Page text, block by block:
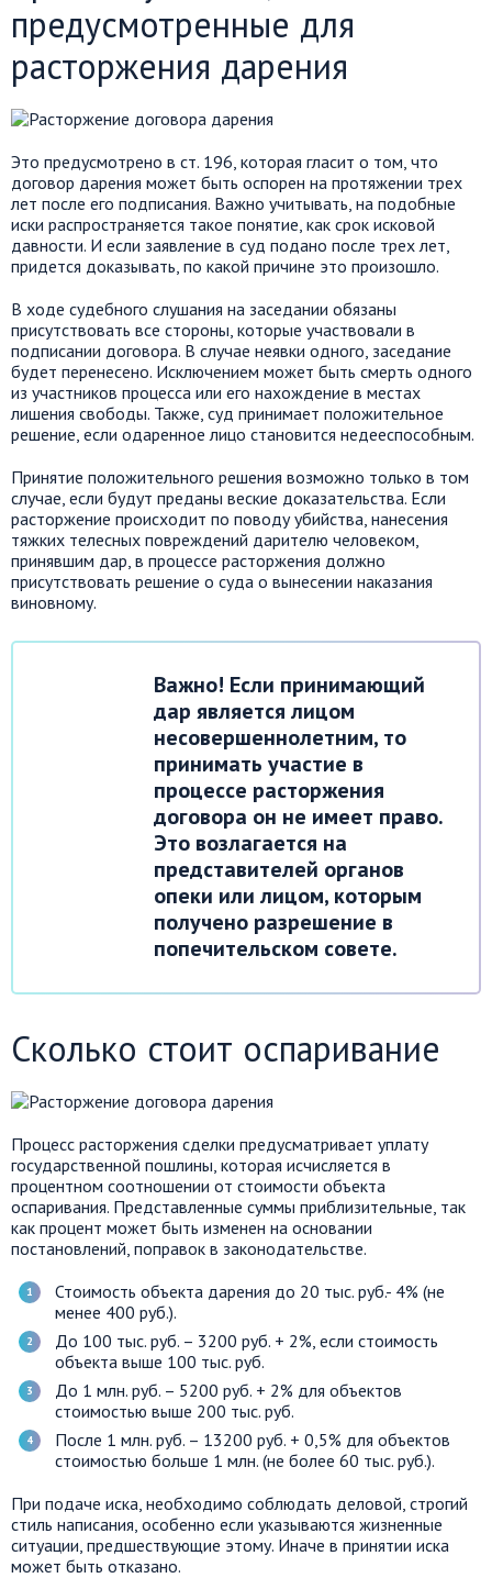
предусмотренные для
расторжения дарения
Это предусмотрено в ст. 196, которая гласит о том, что
договор дарения может быть оспорен на протяжении трех
лет после его подписания. Важно учитывать, на подобные
иски распространяется такое понятие, как срок исковой
давности. И если заявление в суд подано после трех лет,
придется доказывать, по какой причине это произошло.
В ходе судебного слушания на заседании обязаны
присутствовать все стороны, которые участвовали в
подписании договора. В случае неявки одного, заседание
будет перенесено. Исключением может быть смерть одного
из участников процесса или его нахождение в местах
лишения свободы. Также, суд принимает положительное
решение, если одаренное лицо становится недееспособным.
Принятие положительного решения возможно только в том
случае, если будут преданы веские доказательства. Если
расторжение происходит по поводу убийства, нанесения
тяжких телесных повреждений дарителю человеком,
принявшим дар, в процессе расторжения должно
присутствовать решение о суда о вынесении наказания
виновному.
Важно! Если принимающий
дар является лицом
несовершеннолетним, то
принимать участие в
процессе расторжения
договора он не имеет право.
Это возлагается на
представителей органов
опеки или лицом, которым
получено разрешение в
попечительском совете.
Сколько стоит оспаривание
Процесс расторжения сделки предусматривает уплату
государственной пошлины, которая исчисляется в
процентном соотношении от стоимости объекта
оспаривания. Представленные суммы приблизительные, так
как процент может быть изменен на основании
постановлений, поправок в законодательстве.
Стоимость объекта дарения до 20 тыс. руб.- 4% (не
менее 400 руб.).
До 100 тыс. руб. – 3200 руб. + 2%, если стоимость
объекта выше 100 тыс. руб.
До 1 млн. руб. – 5200 руб. + 2% для объектов
стоимостью выше 200 тыс. руб.
После 1 млн. руб. – 13200 руб. + 0,5% для объектов
стоимостью больше 1 млн. (не более 60 тыс. руб.).
При подаче иска, необходимо соблюдать деловой, строгий
стиль написания, особенно если указываются жизненные
ситуации, предшествующие этому. Иначе в принятии иска
может быть отказано.